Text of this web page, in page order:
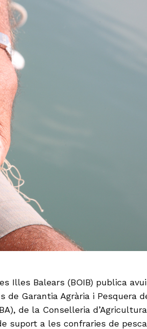
Illes Balears (BOIB) publica
de Garantia Agrària i Pesquera
de la Conselleria
suport a les confraries de